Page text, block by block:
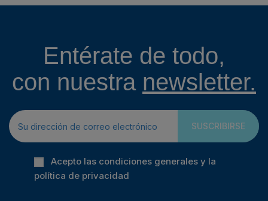
Entérate de todo,
con nuestra newsletter.
SUSCRIBIRSE
Acepto las condiciones generales y la
política de privacidad